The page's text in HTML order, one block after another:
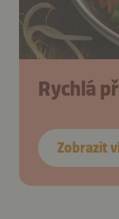
Rychlá
Zobrazit